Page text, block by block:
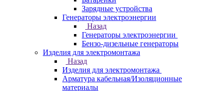
Зарядные устройства
Генераторы электроэнергии
Назад
Генераторы электроэнергии
Бензо-дизельные генераторы
Изделия для электромонтажа
Назад
Изделия для электромонтажа
Арматура кабельная/Изоляционные
материалы